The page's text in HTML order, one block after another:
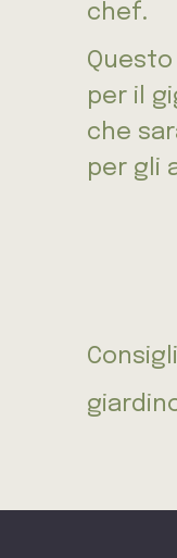
chef.
per il
che
per gli